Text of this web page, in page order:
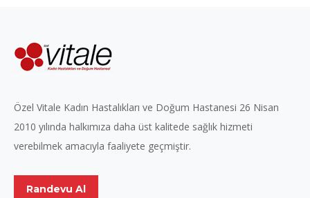
Özel Vitale Kadın Hastalıkları ve Doğum Hastanesi 26 Nisan
2010 yılında halkımıza daha üst kalitede sağlık hizmeti
verebilmek amacıyla faaliyete geçmiştir.
Randevu Al